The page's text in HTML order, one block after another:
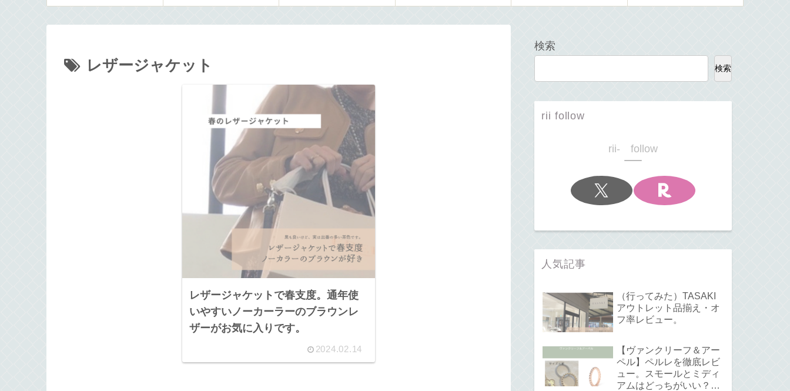
レザージャケット
レザージャケットで春支度。通年使
いやすいノーカーラーのブラウンレ
ザーがお気に入りです。
2024.02.14
検索
検索
rii follow
rii- follow
人気記事
（行ってみた）TASAKI
アウトレット品揃え・オ
フ率レビュー。
【ヴァンクリーフ＆アー
ペル】ペルレを徹底レビ
ュー。スモールとミディ
アムはどっちがいい？サ